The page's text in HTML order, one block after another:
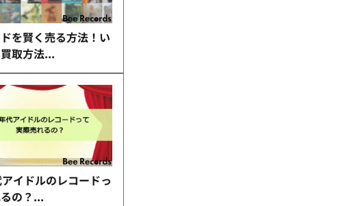
を賢く売る方法！い
取方法...
イドルのレコードっ
の？...